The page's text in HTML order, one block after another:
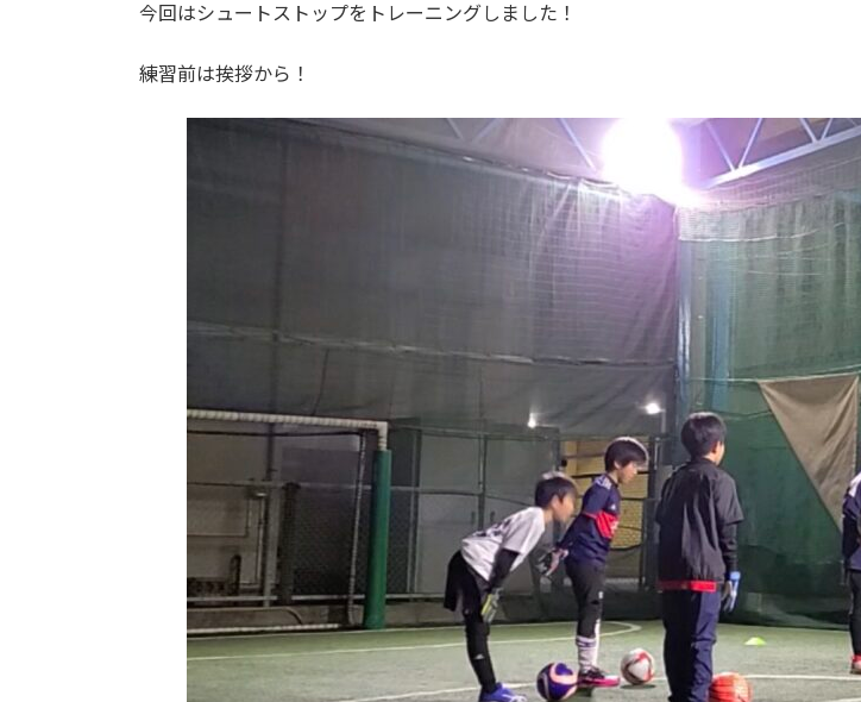
今回はシュートストップをトレーニングしました！
練習前は挨拶から！